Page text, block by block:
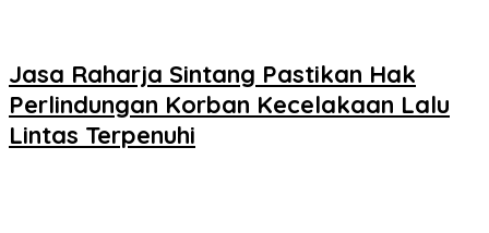
Jasa Raharja Sintang Pastikan Hak
Perlindungan Korban Kecelakaan Lalu
Lintas Terpenuhi